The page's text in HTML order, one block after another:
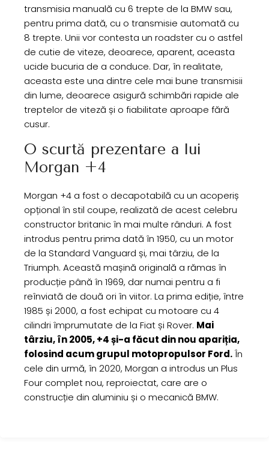
transmisia manuală cu 6 trepte de la BMW sau,
pentru prima dată, cu o transmisie automată cu
8 trepte. Unii vor contesta un roadster cu o astfel
de cutie de viteze, deoarece, aparent, aceasta
ucide bucuria de a conduce. Dar, în realitate,
aceasta este una dintre cele mai bune transmisii
din lume, deoarece asigură schimbări rapide ale
treptelor de viteză și o fiabilitate aproape fără
cusur.
O scurtă prezentare a lui
Morgan +4
Morgan +4 a fost o decapotabilă cu un acoperiș
opțional în stil coupe, realizată de acest celebru
constructor britanic în mai multe rânduri. A fost
introdus pentru prima dată în 1950, cu un motor
de la Standard Vanguard și, mai târziu, de la
Triumph. Această mașină originală a rămas în
producție până în 1969, dar numai pentru a fi
reînviată de două ori în viitor. La prima ediție, între
1985 și 2000, a fost echipat cu motoare cu 4
cilindri împrumutate de la Fiat și Rover. Mai
târziu, în 2005, +4 și-a făcut din nou apariția,
folosind acum grupul motopropulsor Ford.În
cele din urmă, în 2020, Morgan a introdus un Plus
Four complet nou, reproiectat, care are o
construcție din aluminiu și o mecanică BMW.